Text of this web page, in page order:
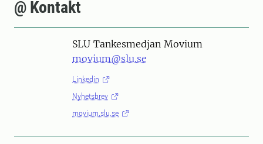
@ Kontakt
SLU Tankesmedjan Movium
movium@slu.se
Linkedin
Nyhetsbrev
movium.slu.se